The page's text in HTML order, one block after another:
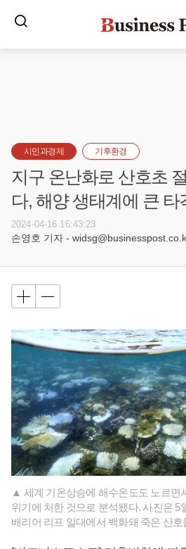
시민과경제 기후환경
지구 온난화로 산호초
다, 해양 생태계에 큰 타
2024-04-16 16:43:23
손영호 기자 -
▲ 세계 기온상승에 해수온도도 노르면
위기에 처한 것으로 분석됐다. 사진은 5
배리어 리프 일대에서 백화돼 죽은 산호